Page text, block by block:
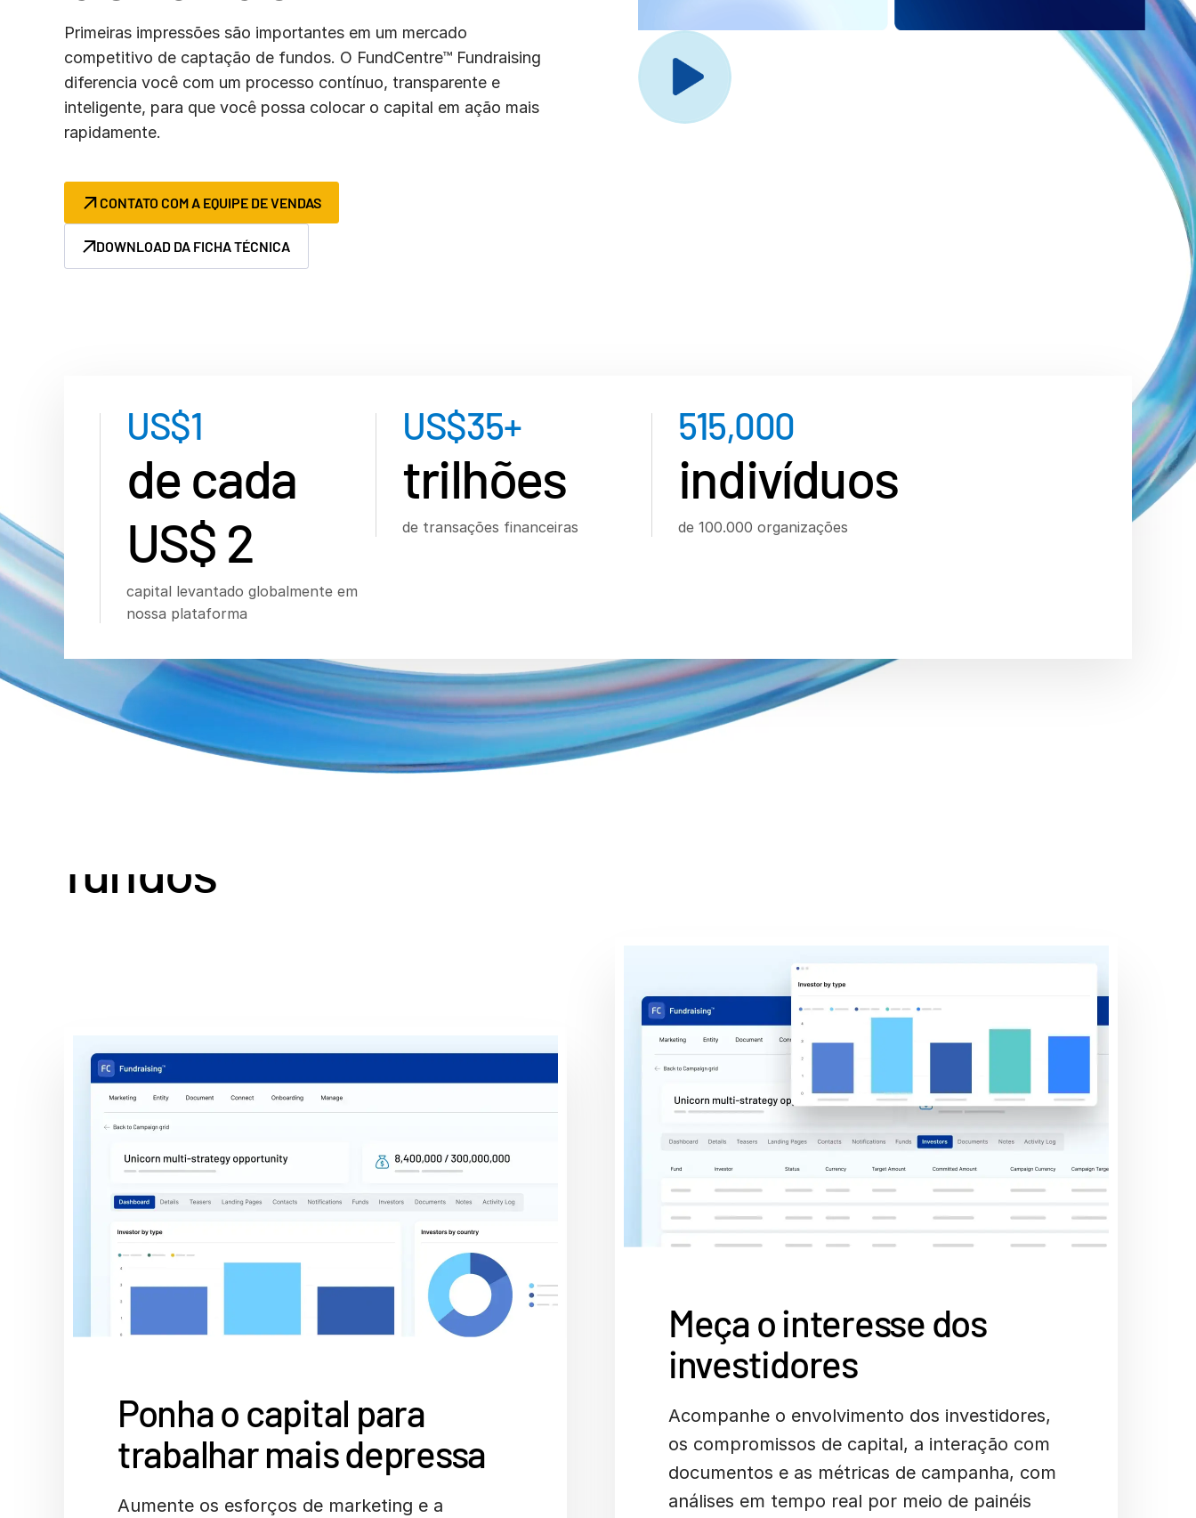
PRODUTOS
ADICIONAIS
Primeiras impressões são importantes em um mercado
competitivo de captação de fundos. O FundCentre™ Fundraising
diferencia você com um processo contínuo, transparente e
inteligente, para que você possa colocar o capital em ação mais
rapidamente.
CONTATO COM A EQUIPE DE VENDAS
DOWNLOAD DA FICHA TÉCNICA
US$1
de cada
US$ 2
capital levantado globalmente em
nossa plataforma
US$35+
trilhões
de transações financeiras
515,000
indivíduos
de 100.000 organizações
fundos
Ponha o capital para
trabalhar mais depressa
Aumente os esforços de marketing e a
Meça o interesse dos
investidores
Acompanhe o envolvimento dos investidores,
os compromissos de capital, a interação com
documentos e as métricas de campanha, com
análises em tempo real por meio de painéis